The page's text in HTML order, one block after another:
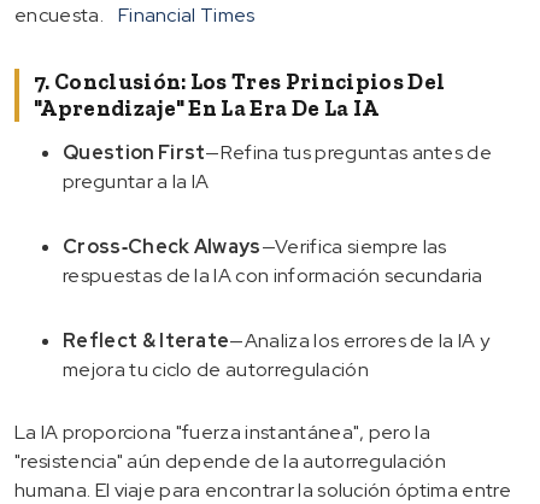
encuesta.
Financial Times
7. Conclusión: Los Tres Principios Del
"aprendizaje" En La Era De La IA
Question First—Refina tus preguntas antes de
preguntar a la IA
Cross‑Check Always—Verifica siempre las
respuestas de la IA con información secundaria
Reflect & Iterate—Analiza los errores de la IA y
mejora tu ciclo de autorregulación
La IA proporciona "fuerza instantánea", pero la
"resistencia" aún depende de la autorregulación
humana. El viaje para encontrar la solución óptima entre